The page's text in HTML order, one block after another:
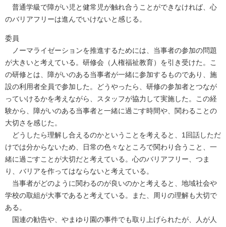
普通学級で障がい児と健常児が触れ合うことができなければ、心
のバリアフリーは進んでいけないと感じる。
委員
ノーマライゼーションを推進するためには、当事者の参加の問題
が大きいと考えている。研修会（人権福祉教育）を引き受けた。こ
の研修とは、障がいのある当事者が一緒に参加するものであり、施
設の利用者全員で参加した。どうやったら、研修の参加者とつなが
っていけるかを考えながら、スタッフが協力して実施した。この経
験から、障がいのある当事者と一緒に過ごす時間や、関わることの
大切さを感じた。
どうしたら理解し合えるのかということを考えると、1回話しただ
けでは分からないため、日常の色々なところで関わり合うこと、一
緒に過ごすことが大切だと考えている。心のバリアフリー、つま
り、バリアを作ってはならないと考えている。
当事者がどのように関わるのが良いのかと考えると、地域社会や
学校の取組が大事であると考えている。また、周りの理解も大切で
ある。
国連の勧告や、やまゆり園の事件でも取り上げられたが、人が人